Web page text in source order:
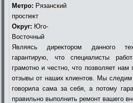
Метро: Рязанский
проспект
Округ: Юго-
Восточный
Являясь директором данного
гарантирую, что специалисты
грамотно и честно, что позволяет
отзывы от наших клиентов. Мы следим
говорила сама за себя, а потому
правильно выполнить ремонт вашего